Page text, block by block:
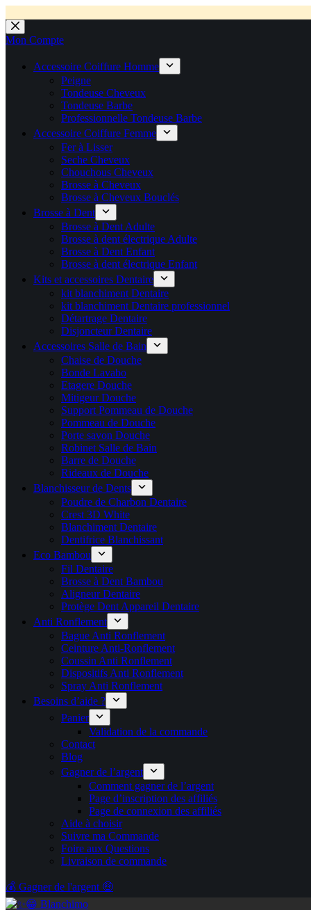
Passer
au
Mon Compte
Accessoire Coiffure Homme
Peigne
Tondeuse Cheveux
Tondeuse Barbe
Professionnelle Tondeuse Barbe
Accessoire Coiffure Femme
Fer à Lisser
Seche Cheveux
Chouchous Cheveux
Brosse à Cheveux
Brosse à Cheveux Bouclés
Brosse à Dent
Brosse à Dent Adulte
Brosse à dent électrique Adulte
Brosse à Dent Enfant
Brosse à dent électrique Enfant
Kits et accessoires Dentaire
kit blanchiment Dentaire
kit blanchiment Dentaire professionnel
Détartrage Dentaire
Disjoncteur Dentaire
Accessoires Salle de Bain
Chaise de Douche
Bonde Lavabo
Etagere Douche
Mitigeur Douche
Support Pommeau de Douche
Pommeau de Douche
Porte savon Douche
Robinet Salle de Bain
Barre de Douche
Rideaux de Douche
Blanchisseur de Dents
Poudre de Charbon Dentaire
Crest 3D White
Blanchiment Dentaire
Dentifrice Blanchissant
Eco Bambou
Fil Dentaire
Brosse à Dent Bambou
Aligneur Dentaire
Protège Dent Appareil Dentaire
Anti Ronflement
Bague Anti Ronflement
Ceinture Anti-Ronflement
Coussin Anti Ronflement
Dispositifs Anti Ronflement
Spray Anti Ronflement
Besoins d’aide ?
Panier
Validation de la commande
Contact
Blog
Gagner de l’argent
Comment gagner de l’argent
Page d’inscription des affiliés
Page de connexion des affiliés
Aide à choisir
Suivre ma Commande
Foire aux Questions
Livraison de commande
💰 Gagner de l'argent 🤑